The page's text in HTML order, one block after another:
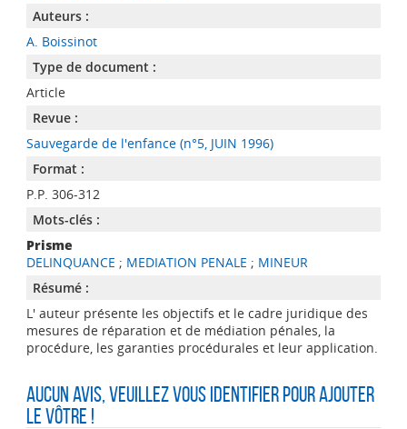
Auteurs :
A. Boissinot
Type de document :
Article
Revue :
Sauvegarde de l'enfance (n°5, JUIN 1996)
Format :
P.P. 306-312
Mots-clés :
Prisme
DELINQUANCE ; MEDIATION PENALE ; MINEUR
Résumé :
L' auteur présente les objectifs et le cadre juridique des
mesures de réparation et de médiation pénales, la
procédure, les garanties procédurales et leur application.
Aucun avis, veuillez vous identifier pour ajouter
le vôtre !